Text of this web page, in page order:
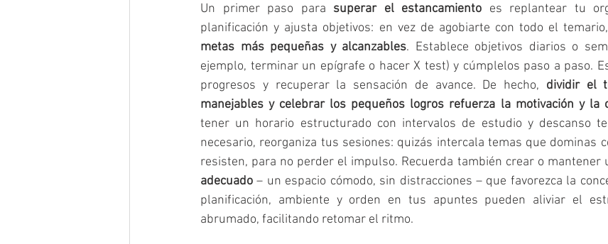
Un primer paso para superar el estancamiento es replantear tu
planificación y ajusta objetivos: en vez de agobiarte con todo el temario,
metas más pequeñas y alcanzables. Establece objetivos diarios o
ejemplo, terminar un epígrafe o hacer X test) y cúmplelos paso a paso.
progresos y recuperar la sensación de avance. De hecho, dividir el
manejables y celebrar los pequeños logros refuerza la motivación y la
tener un horario estructurado con intervalos de estudio y descanso
necesario, reorganiza tus sesiones: quizás intercala temas que dominas
resisten, para no perder el impulso. Recuerda también crear o mantener
adecuado – un espacio cómodo, sin distracciones – que favorezca la
planificación, ambiente y orden en tus apuntes pueden aliviar el
abrumado, facilitando retomar el ritmo.